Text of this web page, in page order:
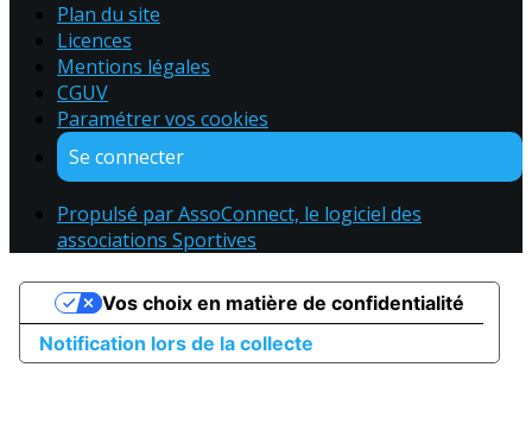
Plan du site
Licences
Mentions légales
CGUV
Paramétrer vos cookies
Se connecter
Propulsé par AssoConnect, le logiciel des
associations Sportives
Notification lors de la collecte
Vos choix en matière de confidentialité